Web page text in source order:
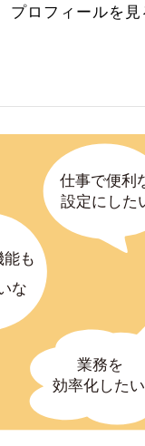
プロフィールを見